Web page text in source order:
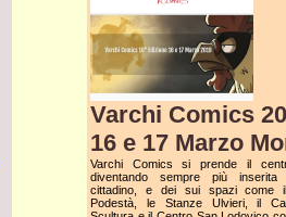
Varchi Comics
16 e 17 Marzo
Varchi Comics si prende il
diventando sempre più inserita
cittadino, e dei sui spazi come
Podestà, le Stanze Ulvieri, il